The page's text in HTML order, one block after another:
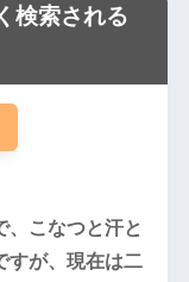
検索される
、こなつと汗と
すが、現在は二